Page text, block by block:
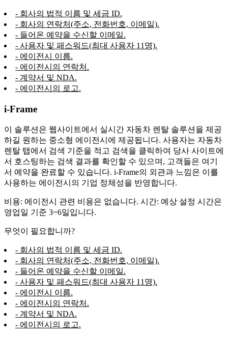
- 회사의 법적 이름 및 세금 ID.
- 회사의 연락처(주소, 전화번호, 이메일).
- 들어온 예약을 수신할 이메일.
- 사용자 및 패스워드(최대 사용자 11명).
- 에이전시 이름.
- 에이전시의 연락처.
- 계약서 및 NDA.
- 에이전시의 로고.
i-Frame
이 솔루션은 웹사이트에서 실시간 자동차 렌탈 솔루션을 제공
하길 원하는 중소형 에이전시에 제공됩니다. 사용자는 자동차
렌탈 탭에서 검색 기준을 적고 검색을 클릭하여 당사 사이트에
서 호스팅하는 검색 결과를 확인할 수 있으며, 고객들은 여기
서 예약을 완료할 수 있습니다. i-Frame의 외관과 느낌은 이를
사용하는 에이전시의 기업 정체성을 반영합니다.
비용: 에이전시 관련 비용은 없습니다. 시간: 예상 설정 시간은
영업일 기준 3~6일입니다.
무엇이 필요합니까?
- 회사의 법적 이름 및 세금 ID.
- 회사의 연락처(주소, 전화번호, 이메일).
- 들어온 예약을 수신할 이메일.
- 사용자 및 패스워드(최대 사용자 11명).
- 에이전시 이름.
- 에이전시의 연락처.
- 계약서 및 NDA.
- 에이전시의 로고.